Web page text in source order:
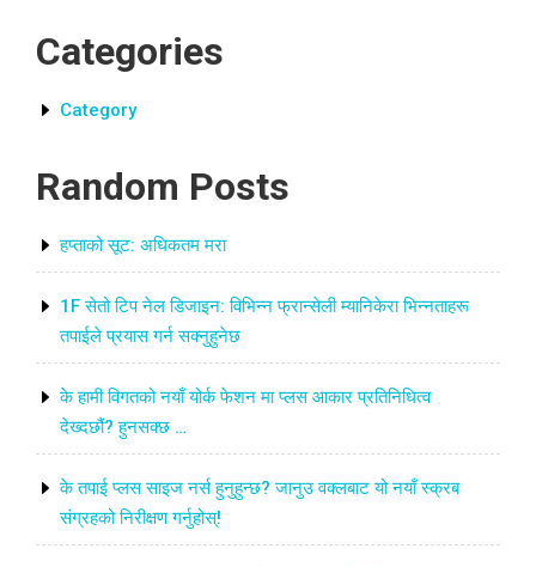
Categories
Category
Random Posts
हप्ताको सूट: अधिकतम मरा
1F सेतो टिप नेल डिजाइन: विभिन्न फ्रान्सेली म्यानिकेरा भिन्नताहरू
तपाईले प्रयास गर्न सक्नुहुनेछ
के हामी विगतको नयाँ योर्क फेशन मा प्लस आकार प्रतिनिधित्व
देख्दछौं? हुनसक्छ …
के तपाई प्लस साइज नर्स हुनुहुन्छ? जानुउ वक्लबाट यो नयाँ स्क्रब
संग्रहको निरीक्षण गर्नुहोस्!